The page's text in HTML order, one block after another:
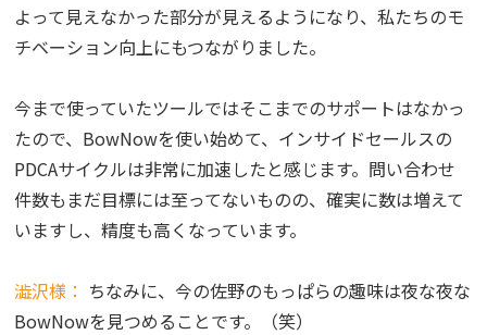
よって見えなかった部分が見えるようになり、私たちのモ
チベーション向上にもつながりました。
今まで使っていたツールではそこまでのサポートはなかっ
たので、BowNowを使い始めて、インサイドセールスの
PDCAサイクルは非常に加速したと感じます。問い合わせ
件数もまだ目標には至ってないものの、確実に数は増えて
いますし、精度も高くなっています。
澁沢様： ちなみに、今の佐野のもっぱらの趣味は夜な夜な
BowNowを見つめることです。（笑）